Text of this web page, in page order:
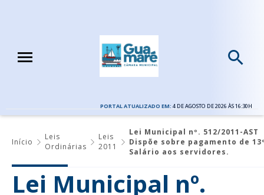
PORTAL ATUALIZADO EM: 4 DE AGOSTO DE 2026 ÀS 16:30H
Início
Leis
Ordinárias
Leis
2011
Lei Municipal nº. 512/2011-AST
Dispõe sobre pagamento de
Salário aos servidores.
Lei Municipal nº.